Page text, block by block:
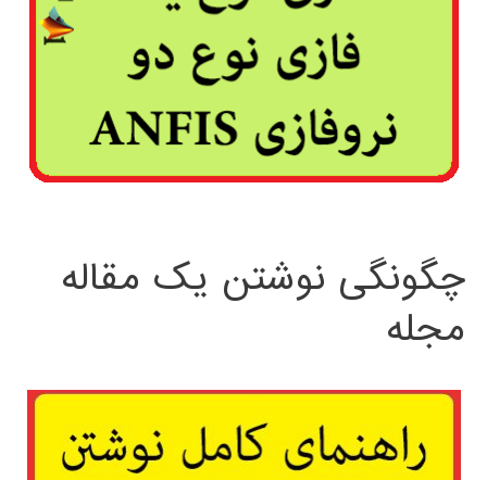
چگونگی نوشتن یک مقاله
مجله